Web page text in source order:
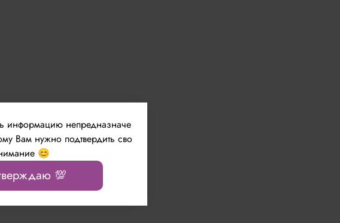
информацию непредназначе
Вам нужно подтвердить сво
😊
💯